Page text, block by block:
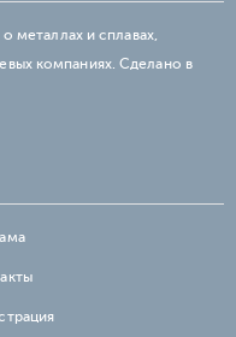
металлах и сплавах,
компаниях. Сделано в